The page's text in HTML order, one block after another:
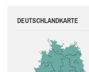
DEUTSCHLANDKARTE